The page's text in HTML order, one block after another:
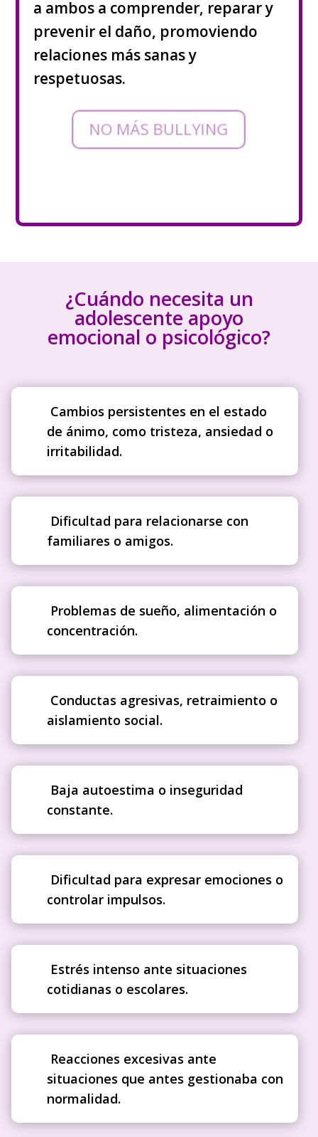
a ambos a comprender, reparar y
prevenir el daño, promoviendo
relaciones más sanas y
respetuosas.
NO MÁS BULLYING
¿Cuándo necesita un
adolescente apoyo
emocional o psicológico?
Cambios persistentes en el estado
de ánimo, como tristeza, ansiedad o
irritabilidad.
Dificultad para relacionarse con
familiares o amigos.
Problemas de sueño, alimentación o
concentración.
Conductas agresivas, retraimiento o
aislamiento social.
Baja autoestima o inseguridad
constante.
Dificultad para expresar emociones o
controlar impulsos.
Estrés intenso ante situaciones
cotidianas o escolares.
Reacciones excesivas ante
situaciones que antes gestionaba con
normalidad.